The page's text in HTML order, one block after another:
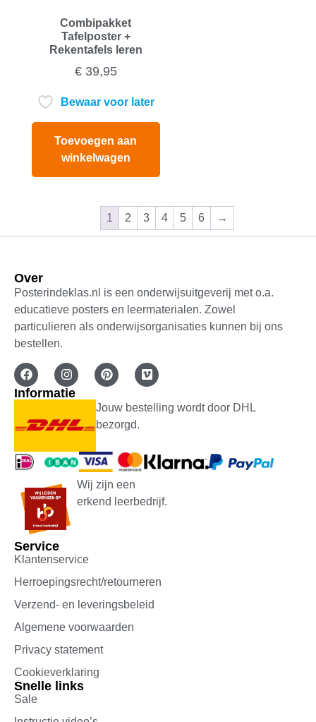
Combipakket
Tafelposter +
Rekentafels leren
€39,95
Bewaar voor later
Toevoegen aan
winkelwagen
1 2 3 4 5 6 →
Over
Posterindeklas.nl is een onderwijsuitgeverij met o.a.
educatieve posters en leermaterialen. Zowel
particulieren als onderwijsorganisaties kunnen bij ons
bestellen.
Informatie
Jouw bestelling wordt door DHL
bezorgd.
Wij zijn een
erkend leerbedrijf.
Service
Klantenservice
Herroepingsrecht/retourneren
Verzend- en leveringsbeleid
Algemene voorwaarden
Privacy statement
Cookieverklaring
Snelle links
Sale